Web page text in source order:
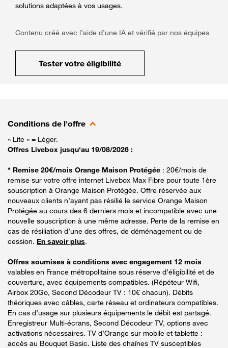
solutions adaptées à vos usages.
Contenu créé avec l’aide d’une IA et vérifié par nos équipes
Tester votre éligibilité
Conditions de l'offre
« Lite » = Léger.
Offres Livebox jusqu'au 19/08/2026 :
* Remise 20€/mois Orange Maison Protégée : 20€/mois de
remise sur votre offre internet Livebox Max Fibre pour toute 1ère
souscription à Orange Maison Protégée. Offre réservée aux
nouveaux clients n’ayant pas résilié le service Orange Maison
Protégée au cours des 6 derniers mois et incompatible avec une
nouvelle souscription à une même adresse. Perte de la remise en
cas de résiliation d’une des offres, de déménagement ou de
cession. En savoir plus.
Offres soumises à conditions avec engagement 12 mois
valables en France métropolitaine sous réserve d’éligibilité et de
couverture, avec équipements compatibles. (Répéteur Wifi,
Airbox 20Go, Second Décodeur TV : 10€ chacun). Débits
théoriques avec câbles, carte réseau et ordinateurs compatibles.
En cas d’usage sur plusieurs équipements le débit est partagé.
Enregistreur Multi-écrans, Second Décodeur TV, options avec
activations nécessaires. TV d’Orange sur mobile et tablette :
accès au Bouquet Basic. Liste des chaînes TV susceptibles